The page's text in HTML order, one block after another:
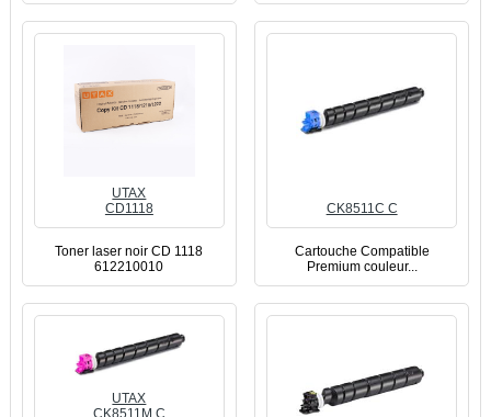
UTAX
CD1118
Toner laser noir CD 1118
612210010
CK8511C C
Cartouche Compatible
Premium couleur...
UTAX
CK8511M C